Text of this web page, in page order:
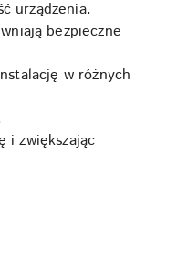
urządzenia.
bezpieczne
w różnych
i zwiększając